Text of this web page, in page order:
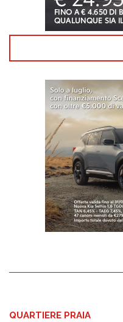
QUARTIERE PRAIA